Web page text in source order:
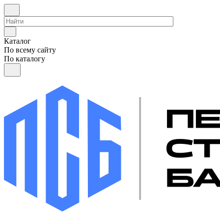
Каталог
По всему сайту
По каталогу